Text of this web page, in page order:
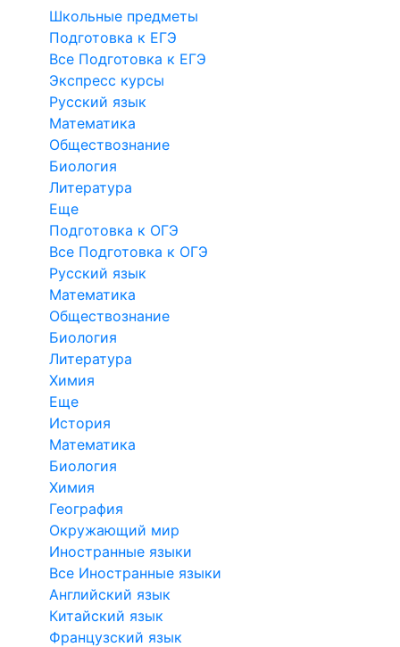
Школьные предметы
Подготовка к ЕГЭ
Все Подготовка к ЕГЭ
Экспресс курсы
Русский язык
Математика
Обществознание
Биология
Литература
Еще
Подготовка к ОГЭ
Все Подготовка к ОГЭ
Русский язык
Математика
Обществознание
Биология
Литература
Химия
Еще
История
Математика
Биология
Химия
География
Окружающий мир
Иностранные языки
Все Иностранные языки
Английский язык
Китайский язык
Французский язык